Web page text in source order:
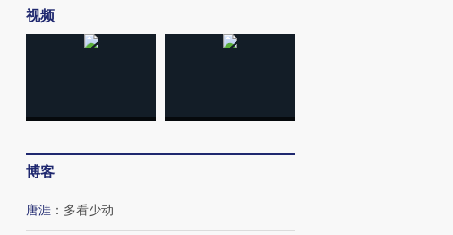
视频
博客
唐涯 ： 多看少动